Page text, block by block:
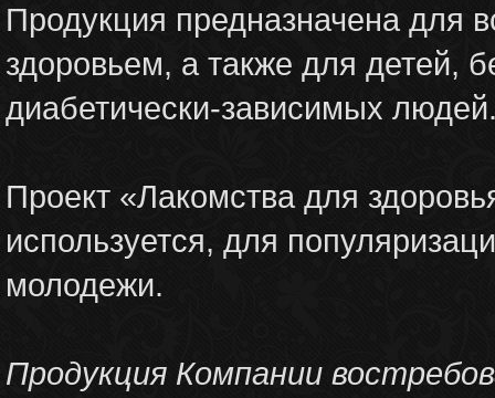
Продукция предназначена для
здоровьем, а также для
диабетически-зависимых
Проект «Лакомства для
используется, для
молодежи.
Продукция Компании